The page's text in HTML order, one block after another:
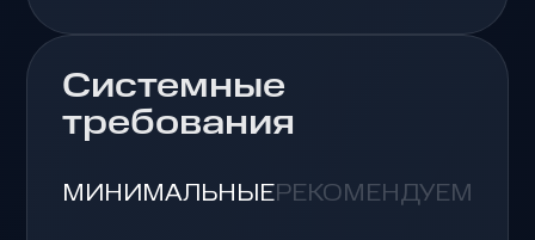
Системные
требования
МИНИМАЛЬНЫЕРЕКОМЕНДУЕМЫЕ